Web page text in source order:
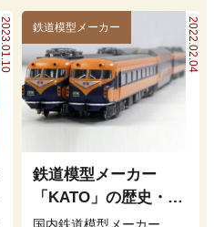
2023.01.10 2022.02.04
鉄道模型メーカー
鉄道模型メーカー
「KATO」の歴史・特
徴・魅力を徹底解説